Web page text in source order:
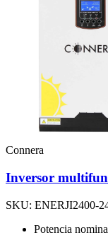
Connera
Inversor
SKU: ENERJI2400-
Potencia